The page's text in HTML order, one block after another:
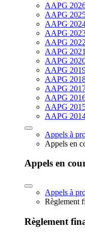
AAPG
AAPG
AAPG
AAPG
AAPG 2022
AAPG 2021
AAPG
AAPG
AAPG
AAPG
AAPG
AAPG
AAPG
Appels à
Appels en
Appels en
Appels à
Règlement
Règlement